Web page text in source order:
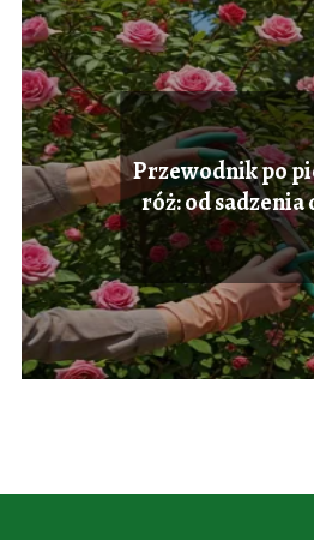
Przewodnik po
róż: od sadzenia